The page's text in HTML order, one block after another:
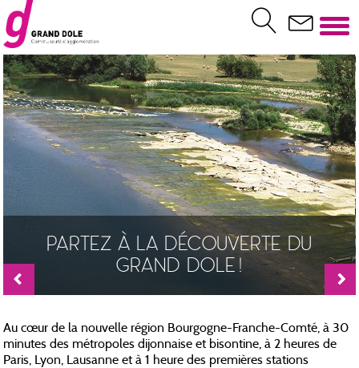
À LA DÉCOUVERTE DU
GRAND DOLE !
Au cœur de la nouvelle région Bourgogne-Franche-Comté, à 30
minutes des métropoles dijonnaise et bisontine, à 2 heures de
Paris, Lyon, Lausanne et à 1 heure des premières stations